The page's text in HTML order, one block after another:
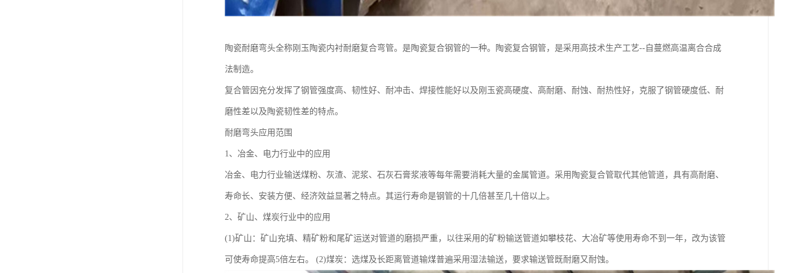
陶瓷耐磨弯头全称刚玉陶瓷内衬耐磨复合弯管。是陶瓷复合钢管的一种。陶瓷复合钢管，是采用高技术生产工艺--自蔓燃高温离合合成
法制造。
复合管因充分发挥了钢管强度高、韧性好、耐冲击、焊接性能好以及刚玉瓷高硬度、高耐磨、耐蚀、耐热性好，克服了钢管硬度低、耐
磨性差以及陶瓷韧性差的特点。
耐磨弯头应用范围
1、冶金、电力行业中的应用
冶金、电力行业输送煤粉、灰渣、泥浆、石灰石膏浆液等每年需要消耗大量的金属管道。采用陶瓷复合管取代其他管道，具有高耐磨、
寿命长、安装方便、经济效益显著之特点。其运行寿命是钢管的十几倍甚至几十倍以上。
2、矿山、煤炭行业中的应用
(1)矿山：矿山充填、精矿粉和尾矿运送对管道的磨损严重，以往采用的矿粉输送管道如攀枝花、大冶矿等使用寿命不到一年，改为该管
可使寿命提高5倍左右。 (2)煤炭：选煤及长距离管道输煤普遍采用湿法输送，要求输送管既耐磨又耐蚀。